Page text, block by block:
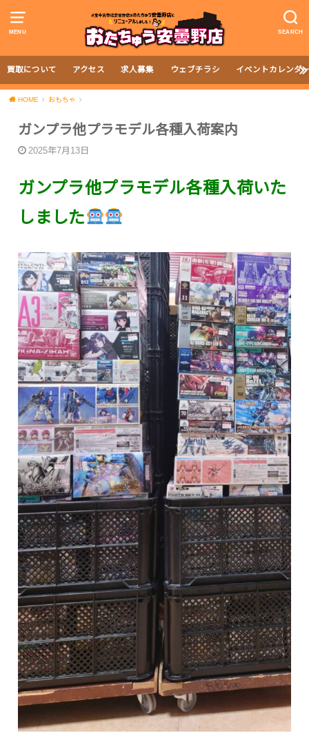
MENU SEARCH
買取について アクセス 求人募集 ウェブチラシ イベントカレンダ
HOME おもちゃ
ガンプラ他プラモデル各種入荷案内
2025年7月13日
ガンプラ他プラモデル各種入荷いた
しました